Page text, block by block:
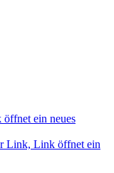
ein neues
Link, Link öffnet ein